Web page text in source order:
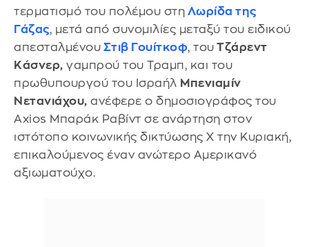
τερματισμό του πολέμου στη Λωρίδα της
Γάζας, μετά από συνομιλίες μεταξύ του ειδικού
απεσταλμένου Στιβ Γουίτκοφ, του Τζάρεντ
Κάσνερ, γαμπρού του Τραμπ, και του
πρωθυπουργού του Ισραήλ Μπενιαμίν
Νετανιάχου, ανέφερε ο δημοσιογράφος του
Axios Μπαράκ Ραβίντ σε ανάρτηση στον
ιστότοπο κοινωνικής δικτύωσης X την Κυριακή,
επικαλούμενος έναν ανώτερο Αμερικανό
αξιωματούχο.